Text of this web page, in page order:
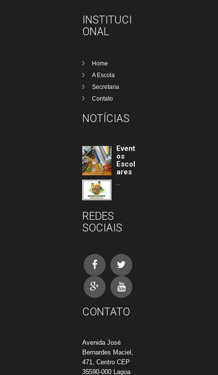
INSTITUCI
ONAL
Home
A Escola
Secretaria
Contato
NOTÍCIAS
Event
os
Escol
ares
REDES
SOCIAIS
CONTATO
Avenida José
Bernardes Maciel,
471, Centro CEP
35590-000 Lagoa